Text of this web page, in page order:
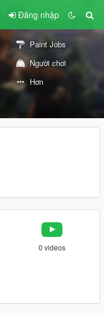
Đăng nhập
Paint Jobs
Người chơi
Hơn
0 videos